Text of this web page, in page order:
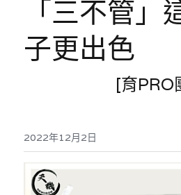
美西媒體謊言實錄
宏福‧革新
宏福苑聽證會
港聞
中國
反華推手你要知
反華推手懶人包
KOL 專欄
「三不管」
子更出色
[育PRO
2022年12月2日